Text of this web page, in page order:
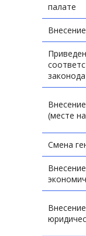
палате
(месте
Смена